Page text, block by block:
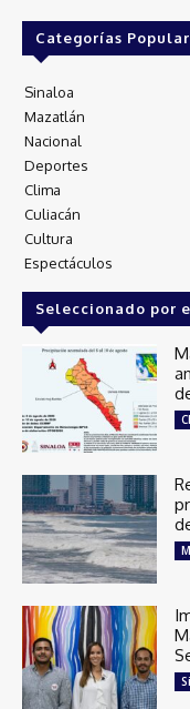
Categorías
Sinaloa
Mazatlán
Nacional
Deportes
Clima
Culiacán
Cultura
Espectáculos
Seleccionado por